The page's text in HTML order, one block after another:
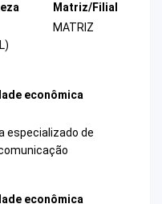
Matriz/Filial
MATRIZ
econômica
especializado de
econômica